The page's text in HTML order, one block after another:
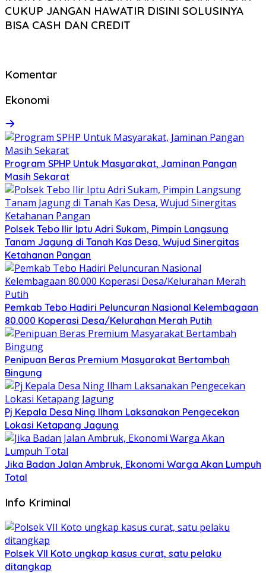
CUKUP JANGAN HAWATIR DISINI SOLUSINYA
BISA CASH DAN CREDIT
Komentar
Ekonomi
Program SPHP Untuk Masyarakat, Jaminan Pangan
Masih Sekarat
Polsek Tebo Ilir Iptu Adri Sukam, Pimpin Langsung
Tanam Jagung di Tanah Kas Desa, Wujud Sinergitas
Ketahanan Pangan
Pemkab Tebo Hadiri Peluncuran Nasional Kelembagaan
80.000 Koperasi Desa/Kelurahan Merah Putih
Penipuan Beras Premium Masyarakat Bertambah
Bingung
Pj Kepala Desa Ning Ilham Laksanakan Pengecekan
Lokasi Ketapang Jagung
Jika Badan Jalan Ambruk, Ekonomi Warga Akan Lumpuh
Total
Info Kriminal
Polsek VII Koto ungkap kasus curat, satu pelaku
ditangkap